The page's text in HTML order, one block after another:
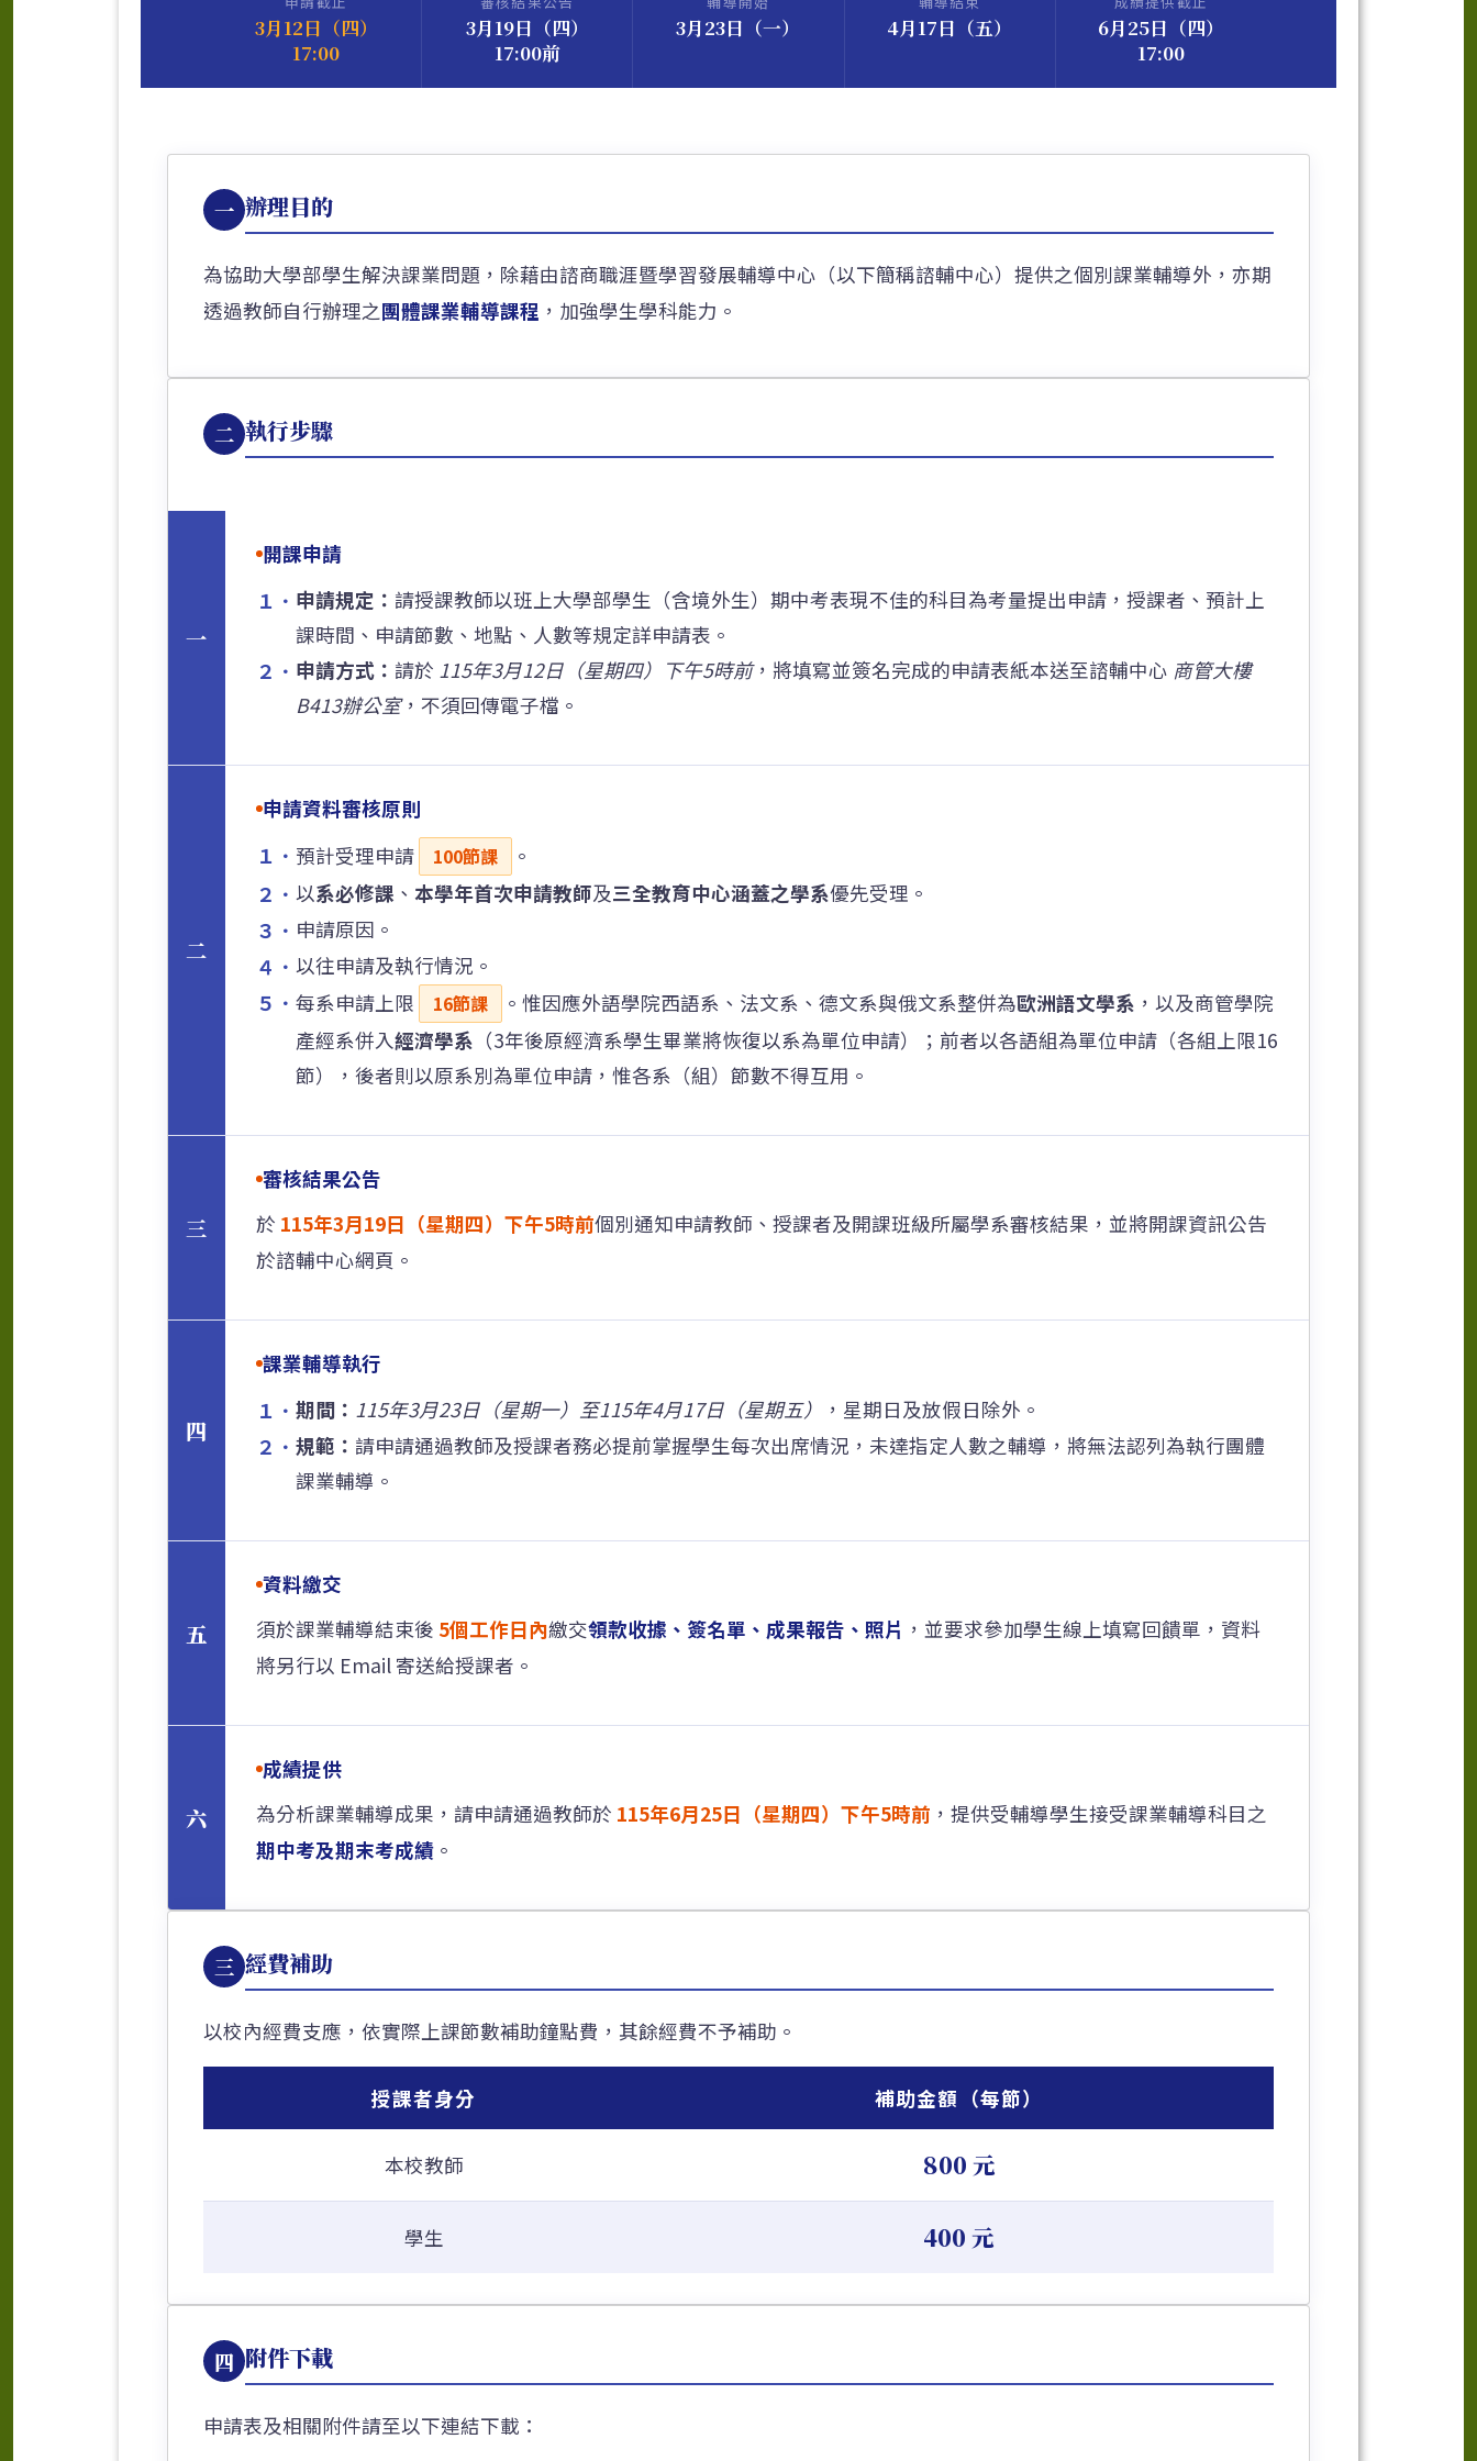
3月12日（四）
17:00
3月19日（四）
17:00前
3月23日（一） 4月17日（五）
6月25日（四）
17:00
一 辦理目的
為協助大學部學生解決課業問題，除藉由諮商職涯暨學習發展輔導中心（以下簡稱諮輔中心）提供之個別課業輔導外，亦期
透過教師自行辦理之團體課業輔導課程 ，加強學生學科能力。
二 執行步驟
一
開課申請
１． 申請規定： 請授課教師以班上大學部學生（含境外生）期中考表現不佳的科目為考量提出申請，授課者、預計上
課時間、申請節數、地點、人數等規定詳申請表。
２． 申請方式： 請於 115年3月12日（星期四）下午5時前，將填寫並簽名完成的申請表紙本送至諮輔中心 商管大樓
B413辦公室，不須回傳電子檔。
二
申請資料審核原則
１． 預計受理申請 100節課
。
２． 以系必修課 、 本學年首次申請教師及三全教育中心涵蓋之學系優先受理。
３． 申請原因。
４． 以往申請及執行情況。
５． 每系申請上限 16節課 。惟因應外語學院西語系、法文系、德文系與俄文系整併為歐洲語文學系 ，以及商管學院
產經系併入經濟學系 （3年後原經濟系學生畢業將恢復以系為單位申請）；前者以各語組為單位申請（各組上限16
節），後者則以原系別為單位申請，惟各系（組）節數不得互用。
三
審核結果公告
於 115年3月19日（星期四）下午5時前個別通知申請教師、授課者及開課班級所屬學系審核結果，並將開課資訊公告
於諮輔中心網頁。
四
課業輔導執行
１． 期間： 115年3月23日（星期一）至115年4月17日（星期五）
，星期日及放假日除外。
２． 規範： 請申請通過教師及授課者務必提前掌握學生每次出席情況，未達指定人數之輔導，將無法認列為執行團體
課業輔導。
五
資料繳交
須於課業輔導結束後 5個工作日內繳交領款收據、簽名單、成果報告、照片 ，並要求參加學生線上填寫回饋單，資料
將另行以 Email 寄送給授課者。
六
成績提供
為分析課業輔導成果，請申請通過教師於 115年6月25日（星期四）下午5時前 ，提供受輔導學生接受課業輔導科目之
期中考及期末考成績。
三 經費補助
以校內經費支應，依實際上課節數補助鐘點費，其餘經費不予補助。
授課者身分 補助金額（每節）
本校教師 800 元
學生 400 元
四 附件下載
申請表及相關附件請至以下連結下載：